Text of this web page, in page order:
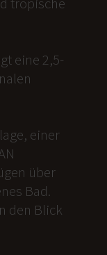
eine 2,5-
einer
über
Bad.
den Blick